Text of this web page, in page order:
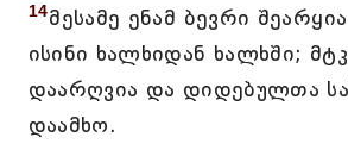
14მესამე ენამ ბევრი
ისინი ხალხიდან ხალხში;
დაარღვია და დიდებულთა
დაამხო.